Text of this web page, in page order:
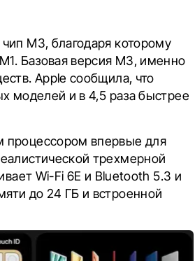
M3, благодаря которому
Базовая версия М3, именно
Apple сообщила, что
моделей и в 4,5 раза быстрее
процессором впервые для
трехмерной
Wi-Fi 6E и Bluetooth 5.3 и
до 24 ГБ и встроенной